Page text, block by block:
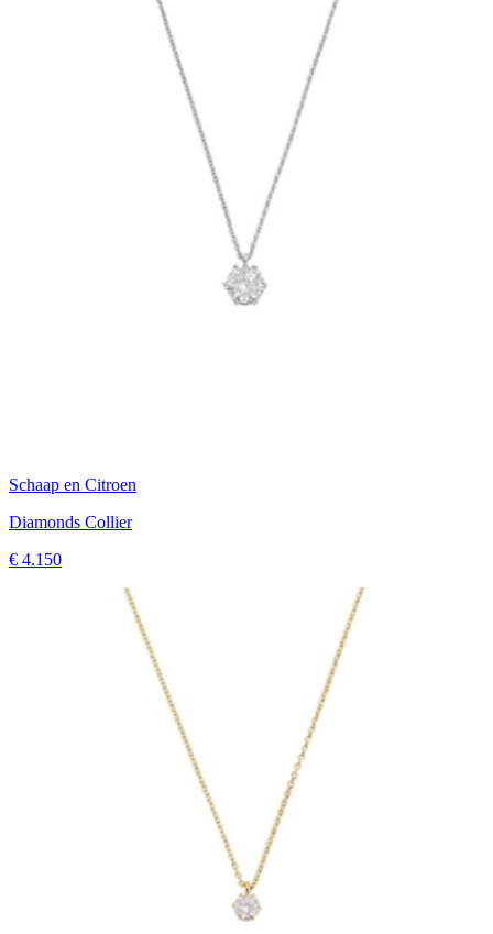
Schaap en Citroen
Diamonds Collier
€ 4.150